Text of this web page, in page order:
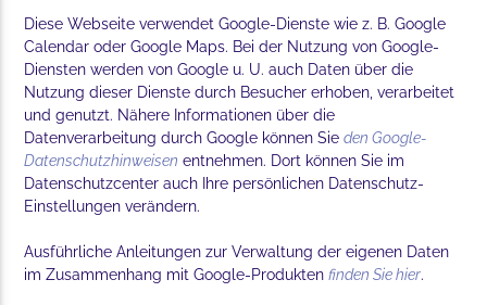
Diese Webseite verwendet Google-Dienste wie z. B. Google
Calendar oder Google Maps. Bei der Nutzung von Google-
Diensten werden von Google u. U. auch Daten über die
Nutzung dieser Dienste durch Besucher erhoben, verarbeitet
und genutzt. Nähere Informationen über die
Datenverarbeitung durch Google können Sieden Google-
Datenschutzhinweisen entnehmen. Dort können Sie im
Datenschutzcenter auch Ihre persönlichen Datenschutz-
Einstellungen verändern.
Ausführliche Anleitungen zur Verwaltung der eigenen Daten
im Zusammenhang mit Google-Produktenfinden Sie hier.